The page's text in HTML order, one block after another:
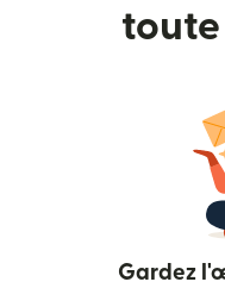
Gardez